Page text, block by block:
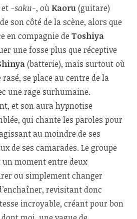
et -saku-, où Kaoru(guitare)
son côté de la scène, alors que
en compagnie deToshiya
une fosse plus que réceptive
(batterie), mais surtout où
se place au centre de la
une rage surhumaine.
et son aura hypnotise
qui chante les paroles pour
au moindre de ses
de ses camarades. Le groupe
moment entre deux
ou simplement changer
revisitant donc
incroyable, créant pour bon